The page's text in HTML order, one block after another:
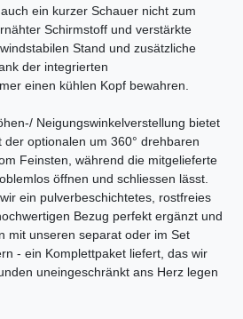
ein kurzer Schauer nicht zum
Schirmstoff und verstärkte
Stand und zusätzliche
der integrierten
einen kühlen Kopf bewahren.
Neigungswinkelverstellung bietet
optionalen um 360° drehbaren
Feinsten, während die mitgelieferte
öffnen und schliessen lässt.
ein pulverbeschichtetes, rostfreies
Bezug perfekt ergänzt und
mit unseren separat oder im Set
- ein Komplettpaket liefert, das wir
uneingeschränkt ans Herz legen